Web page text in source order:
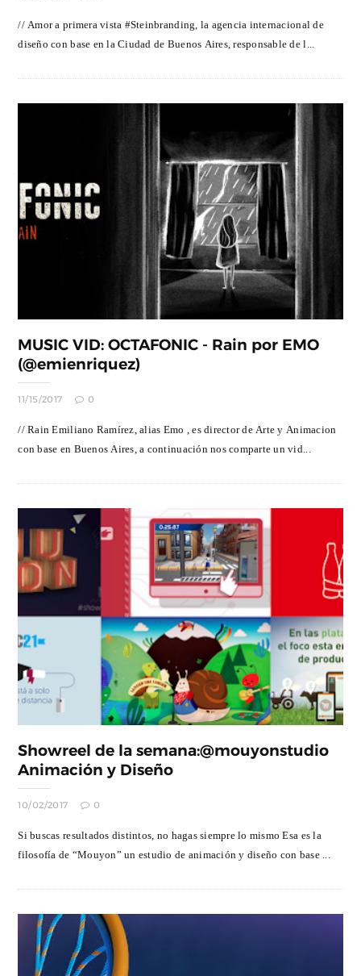
// Amor a primera vista #Steinbranding, la agencia internacional de
diseño con base en la Ciudad de Buenos Aires, responsable de l...
MUSIC VID: OCTAFONIC - Rain por EMO
(@emienriquez)
11/15/2017 0
// Rain Emiliano Ramírez, alias Emo , es director de Arte y Animacion
con base en Buenos Aires, a continuación nos comparte un vid...
Showreel de la semana:@mouyonstudio
Animación y Diseño
10/02/2017 0
Si buscas resultados distintos, no hagas siempre lo mismo Esa es la
filosofía de “Mouyon” un estudio de animación y diseño con base ...